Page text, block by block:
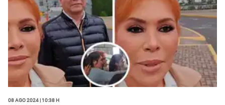
08 Ago 2024 | 10:38 h